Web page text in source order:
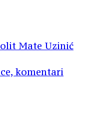
Mate Uzinić
komentari